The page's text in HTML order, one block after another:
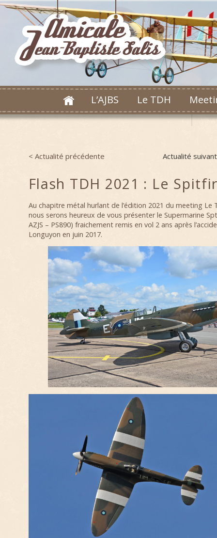
L’AJBS Le TDH
Post navigation
Actualité
< Actualité précédente
Flash TDH 2021 : Le
Au chapitre métal hurlant de l’édition 2021 du meeting Le
nous serons heureux de vous présenter le Supermarine
AZJS – PS890) fraichement remis en vol 2 ans après
Longuyon en juin 2017.